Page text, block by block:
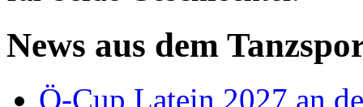
News aus dem
Ö-Cup Latein 2027 an